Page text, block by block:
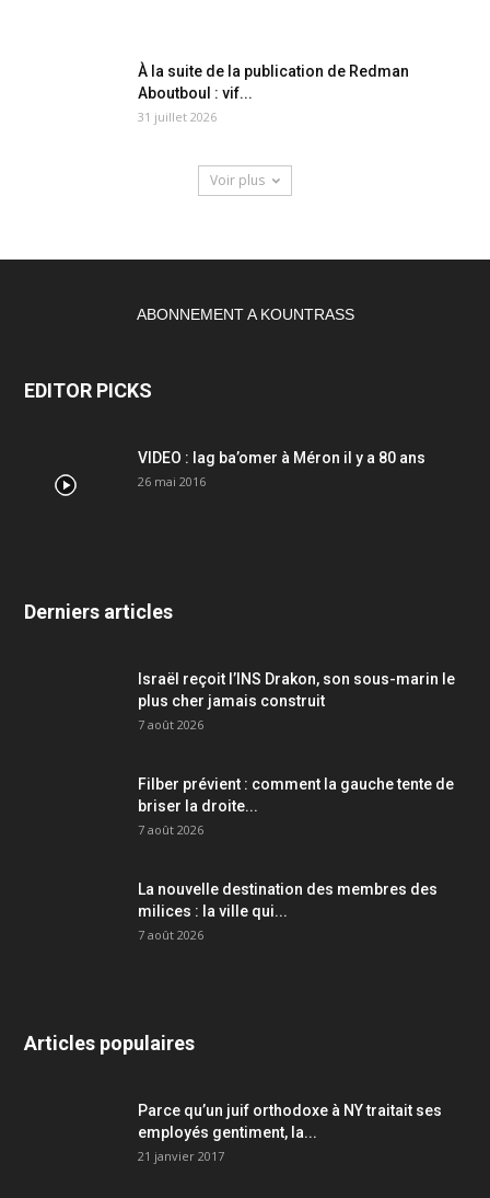
À la suite de la publication de Redman
Aboutboul : vif...
31 juillet 2026
Voir plus
ABONNEMENT A KOUNTRASS
EDITOR PICKS
VIDEO : lag ba’omer à Méron il y a 80 ans
26 mai 2016
Derniers articles
Israël reçoit l’INS Drakon, son sous-marin le
plus cher jamais construit
7 août 2026
Filber prévient : comment la gauche tente de
briser la droite...
7 août 2026
La nouvelle destination des membres des
milices : la ville qui...
7 août 2026
Articles populaires
Parce qu’un juif orthodoxe à NY traitait ses
employés gentiment, la...
21 janvier 2017